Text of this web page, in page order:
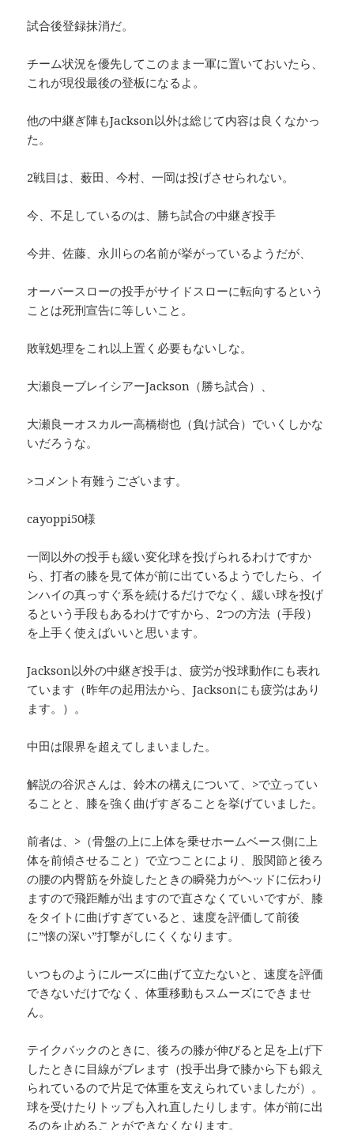
試合後登録抹消だ。
チーム状況を優先してこのまま一軍に置いておいたら、
これが現役最後の登板になるよ。
他の中継ぎ陣もJackson以外は総じて内容は良くなかっ
た。
2戦目は、薮田、今村、一岡は投げさせられない。
今、不足しているのは、勝ち試合の中継ぎ投手
今井、佐藤、永川らの名前が挙がっているようだが、
オーバースローの投手がサイドスローに転向するという
ことは死刑宣告に等しいこと。
敗戦処理をこれ以上置く必要もないしな。
大瀬良ーブレイシアーJackson（勝ち試合）、
大瀬良ーオスカルー高橋樹也（負け試合）でいくしかな
いだろうな。
>コメント有難うございます。
cayoppi50様
一岡以外の投手も緩い変化球を投げられるわけですか
ら、打者の膝を見て体が前に出ているようでしたら、イ
ンハイの真っすぐ系を続けるだけでなく、緩い球を投げ
るという手段もあるわけですから、2つの方法（手段）
を上手く使えばいいと思います。
Jackson以外の中継ぎ投手は、疲労が投球動作にも表れ
ています（昨年の起用法から、Jacksonにも疲労はあり
ます。）。
中田は限界を超えてしまいました。
解説の谷沢さんは、鈴木の構えについて、>で立ってい
ることと、膝を強く曲げすぎることを挙げていました。
前者は、>（骨盤の上に上体を乗せホームベース側に上
体を前傾させること）で立つことにより、股関節と後ろ
の腰の内臀筋を外旋したときの瞬発力がヘッドに伝わり
ますので飛距離が出ますので直さなくていいですが、膝
をタイトに曲げすぎていると、速度を評価して前後
に”懐の深い”打撃がしにくくなります。
いつものようにルーズに曲げて立たないと、速度を評価
できないだけでなく、体重移動もスムーズにできませ
ん。
テイクバックのときに、後ろの膝が伸びると足を上げ下
したときに目線がブレます（投手出身で膝から下も鍛え
られているので片足で体重を支えられていましたが）。
球を受けたりトップも入れ直したりします。体が前に出
るのを止めることができなくなります。